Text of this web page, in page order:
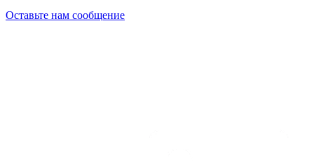
Оставьте нам сообщение